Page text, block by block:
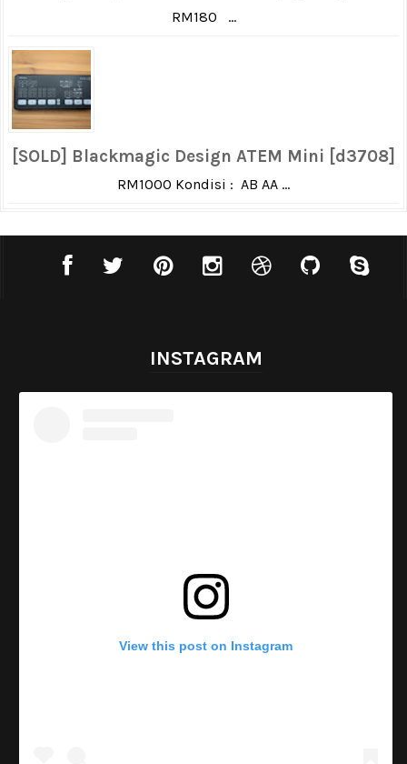
RM180 ...
[SOLD] Blackmagic Design ATEM Mini [d3708]
RM1000 Kondisi : AB AA ...
INSTAGRAM
View this post on Instagram